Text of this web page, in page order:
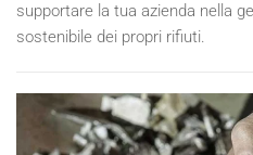
supportare la tua azienda nella
sostenibile dei propri rifiuti.